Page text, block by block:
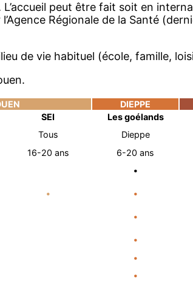
peut être fait soit en
Régionale de la Santé
de vie habituel (école, famille,
DIEPPE
SEI Les goélands
Tous Dieppe
16-20 ans 6-20 ans
•
• •
•
•
•
•